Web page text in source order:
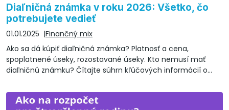
Diaľničná známka v roku 2026: Všetko, čo
potrebujete vedieť
01.01.2025
Finančný mix
Ako sa dá kúpiť diaľničná známka? Platnosť a cena,
spoplatnené úseky, rozostavané úseky. Kto nemusí mať
diaľničnú známku? Čítajte súhrn kľúčových informácií o